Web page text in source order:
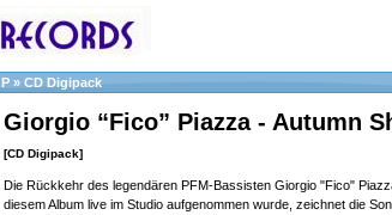
P » CD Digipack
Giorgio “Fico” Piazza - Autumn
[CD Digipack]
Die Rückkehr des legendären PFM-Bassisten Giorgio "Fico"
diesem Album live im Studio aufgenommen wurde, zeichnet die